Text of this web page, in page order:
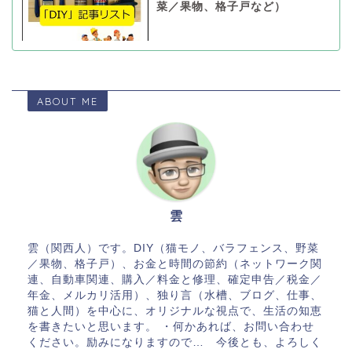
菜／果物、格子戸など）
ABOUT ME
雲
雲（関西人）です。DIY（猫モノ、バラフェンス、野菜
／果物、格子戸）、お金と時間の節約（ネットワーク関
連、自動車関連、購入／料金と修理、確定申告／税金／
年金、メルカリ活用）、独り言（水槽、ブログ、仕事、
猫と人間）を中心に、オリジナルな視点で、生活の知恵
を書きたいと思います。 ・何かあれば、お問い合わせ
ください。励みになりますので… 今後とも、よろしく